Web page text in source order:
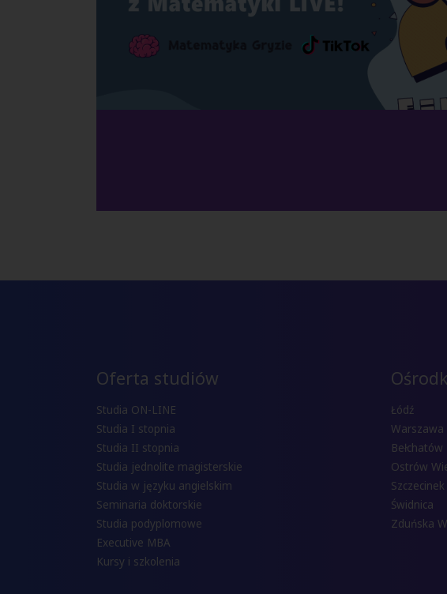
Oferta studiów
Studia ON-LINE
Studia I stopnia
Studia II stopnia
Studia jednolite magisterskie
Studia w języku angielskim
Seminaria doktorskie
Studia podyplomowe
Executive MBA
Kursy i szkolenia
Łódź
Warszawa
Bełchatów
Ostrów
Szczecinek
Świdnica
Zduńska